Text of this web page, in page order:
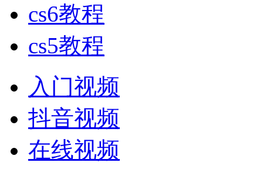
cs6教程
cs5教程
入门视频
抖音视频
在线视频